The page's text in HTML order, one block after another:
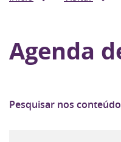
Agenda
Pesquisar nos